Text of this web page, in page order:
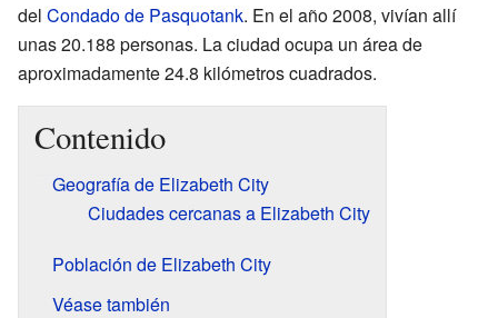
del Condado de Pasquotank. En el año 2008, vivían allí
unas 20.188 personas. La ciudad ocupa un área de
aproximadamente 24.8 kilómetros cuadrados.
Contenido
Geografía de Elizabeth City
Ciudades cercanas a Elizabeth City
Población de Elizabeth City
Véase también